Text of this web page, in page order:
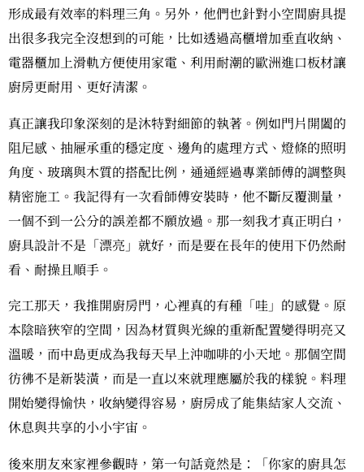
形成最有效率的料理三角。另外，他們也針對小空間廚具提
出很多我完全沒想到的可能，比如透過高櫃增加垂直收納、
電器櫃加上滑軌方便使用家電、利用耐潮的歐洲進口板材讓
廚房更耐用、更好清潔。
真正讓我印象深刻的是沐特對細節的執著。例如門片開闔的
阻尼感、抽屜承重的穩定度、邊角的處理方式、燈條的照明
角度、玻璃與木質的搭配比例，通通經過專業師傅的調整與
精密施工。我記得有一次看師傅安裝時，他不斷反覆測量，
一個不到一公分的誤差都不願放過。那一刻我才真正明白，
廚具設計不是「漂亮」就好，而是要在長年的使用下仍然耐
看、耐操且順手。
完工那天，我推開廚房門，心裡真的有種「哇」的感覺。原
本陰暗狹窄的空間，因為材質與光線的重新配置變得明亮又
溫暖，而中島更成為我每天早上沖咖啡的小天地。那個空間
彷彿不是新裝潢，而是一直以來就理應屬於我的樣貌。料理
開始變得愉快，收納變得容易，廚房成了能集結家人交流、
休息與共享的小小宇宙。
後來朋友來家裡參觀時，第一句話竟然是：「你家的廚具怎